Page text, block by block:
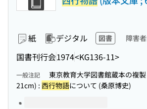
紙 デジタル 図書 障害
国書刊行会1974<KG136-11>
一般注記
東京教育大学図書館蔵本の複
21cm) : 西行物語について (桑原博史)
このタイトルの巻号